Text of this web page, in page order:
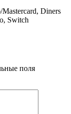
Diners
Switch
поля